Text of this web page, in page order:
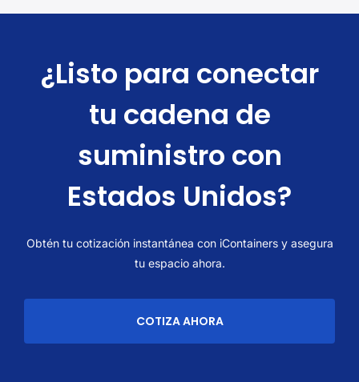
¿Listo para conectar
tu cadena de
suministro con
Estados Unidos?
Obtén tu cotización instantánea con iContainers y asegura
tu espacio ahora.
COTIZA AHORA